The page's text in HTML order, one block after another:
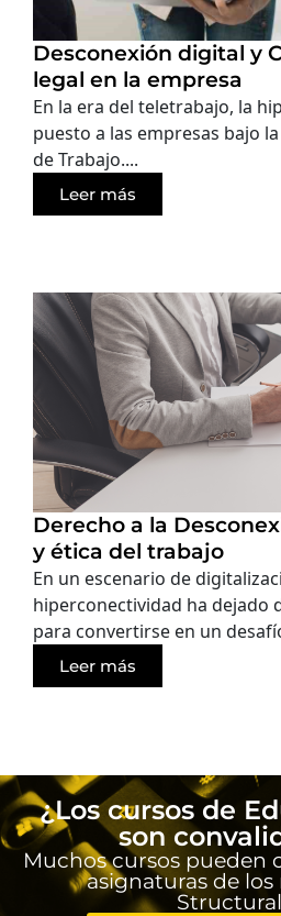
Desconexión digital y
legal en la empresa
En la era del teletrabajo, la
puesto a las empresas bajo
de Trabajo....
Leer más
Derecho a la
y ética del trabajo
En un escenario de
hiperconectividad ha dejado
para convertirse en un
Leer más
¿Los cursos de
son
Muchos cursos pueden
asignaturas de los